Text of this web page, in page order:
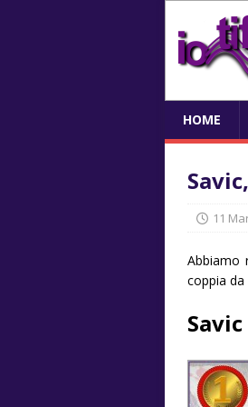
HOME
11
Abbiamo
coppia
Savic